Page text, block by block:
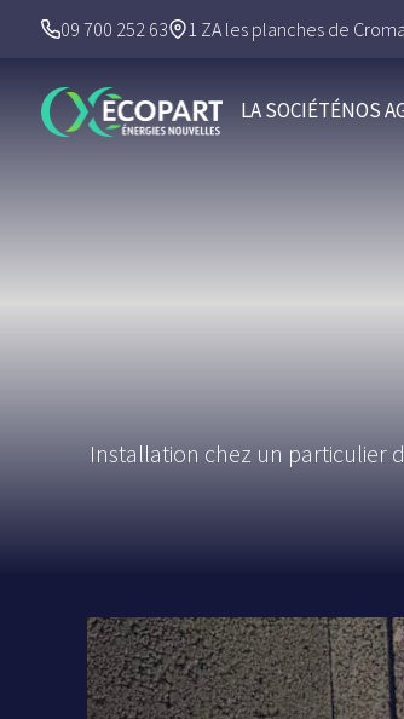
09 700 252 63 1 ZA les planches de
LA SOCIÉTÉNOS
Installation chez un particulier